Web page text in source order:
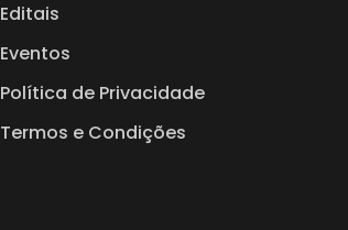
Editais
Eventos
Política de Privacidade
Termos e Condições